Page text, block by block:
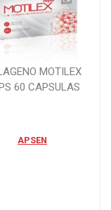
MOTILEX
60 CAPSULAS
APSEN